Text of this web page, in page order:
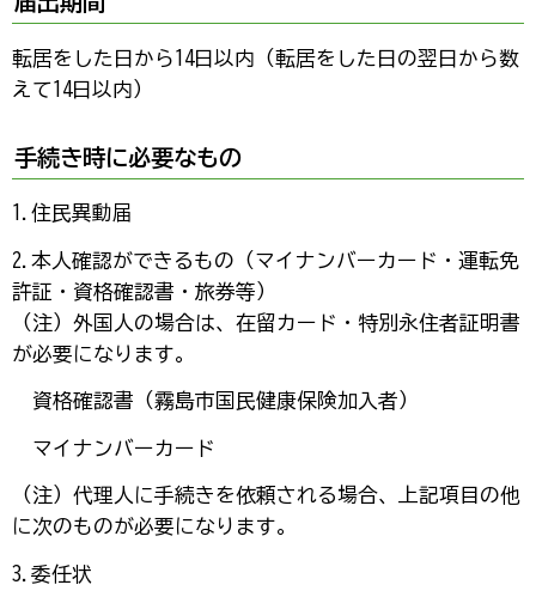
転居をした日から14日以内（転居をした日の翌日から数
えて14日以内）
手続き時に必要なもの
1.住民異動届
2.本人確認ができるもの（マイナンバーカード・運転免
許証・資格確認書・旅券等）
（注）外国人の場合は、在留カード・特別永住者証明書
が必要になります。
資格確認書（霧島市国民健康保険加入者）
マイナンバーカード
（注）代理人に手続きを依頼される場合、上記項目の他
に次のものが必要になります。
3.委任状